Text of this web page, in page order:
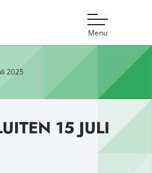
Menu
2025
15 JULI